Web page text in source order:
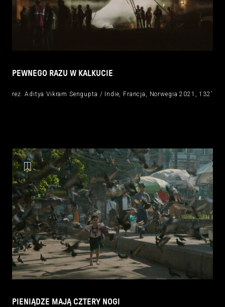
PEWNEGO RAZU W KALKUCIE
reż. Aditya Vikram Sengupta / Indie, Francja, Norwegia 2021, 132’
PIENIĄDZE MAJĄ CZTERY NOGI